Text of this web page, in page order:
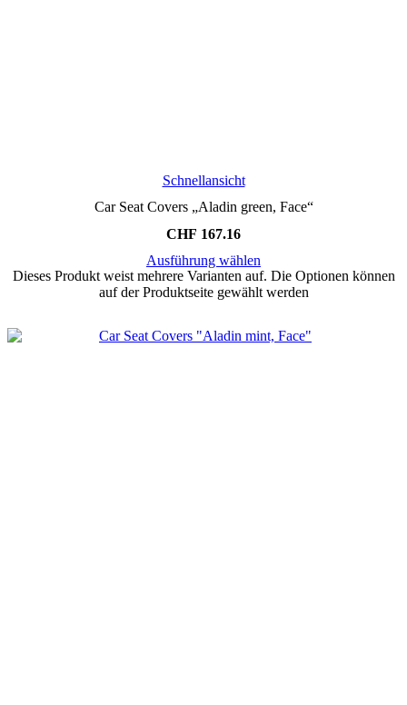
Schnellansicht
Car Seat Covers „Aladin green, Face“
CHF 167.16
Ausführung wählen
Dieses Produkt weist mehrere Varianten auf. Die Optionen können
auf der Produktseite gewählt werden